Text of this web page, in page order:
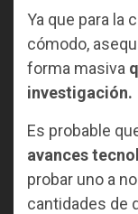
Ya que para la
cómodo,
forma masiva
investigación.
Es probable
avances
probar uno a
cantidades de